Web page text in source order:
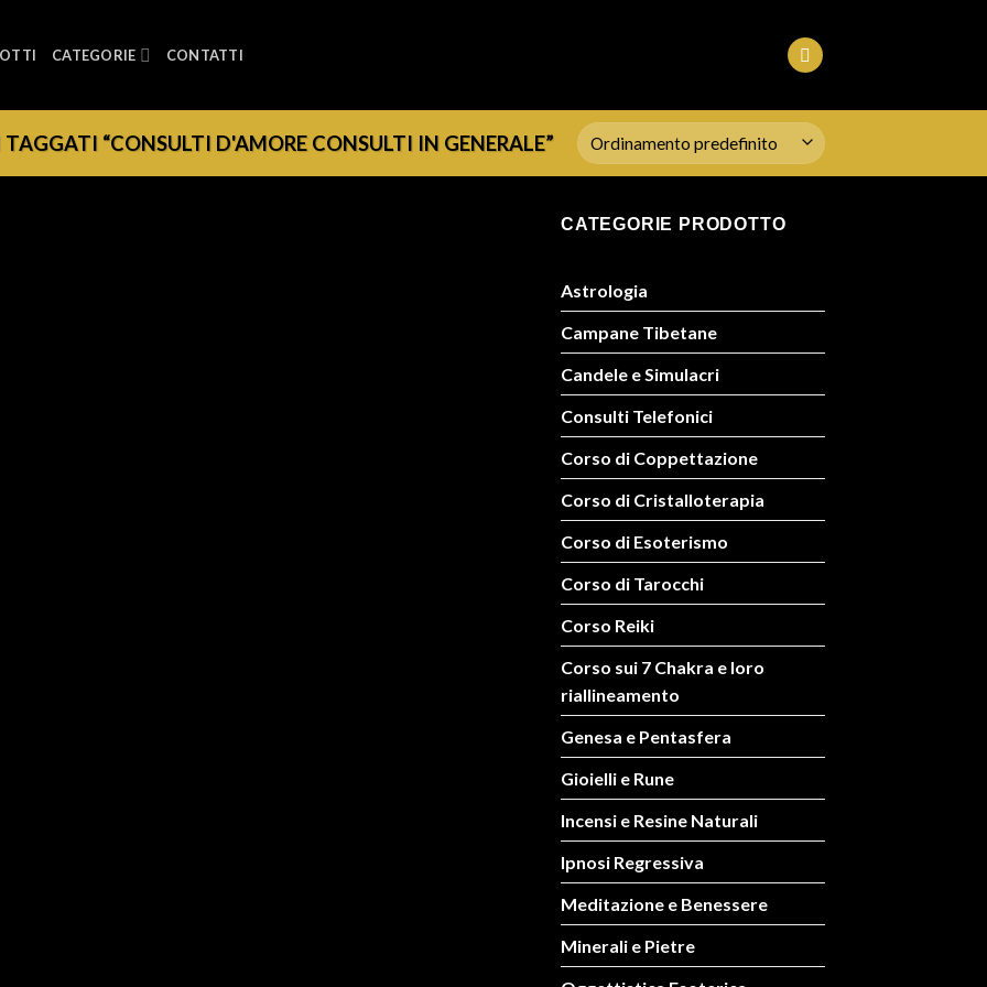
CATEGORIE CONTATTI
“CONSULTI D'AMORE CONSULTI IN GENERALE”
CATEGORIE PRODOTTO
Astrologia
Campane Tibetane
Candele e Simulacri
Consulti Telefonici
Corso di Coppettazione
Corso di Cristalloterapia
Corso di Esoterismo
Corso di Tarocchi
Corso Reiki
Corso sui 7 Chakra e loro
riallineamento
Genesa e Pentasfera
Gioielli e Rune
Incensi e Resine Naturali
Ipnosi Regressiva
Meditazione e Benessere
Minerali e Pietre